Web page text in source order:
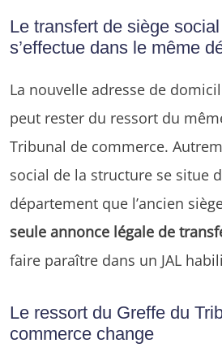
Le transfert de siège social
s’effectue dans le même
La nouvelle adresse de
peut rester du ressort du
Tribunal de commerce.
social de la structure se situe
département que l’ancien
seule annonce légale de
faire paraître dans un JAL
Le ressort du Greffe du
commerce change